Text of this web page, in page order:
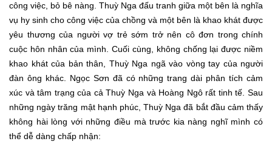
công việc, bỏ bê nàng. Thuỳ Nga đấu tranh giữa một bên là nghĩa
vụ hy sinh cho công việc của chồng và một bên là khao khát được
yêu thương của người vợ trẻ sớm trở nên cô đơn trong chính
cuộc hôn nhân của mình. Cuối cùng, không chống lại được niềm
khao khát của bản thân, Thuỳ Nga ngã vào vòng tay của người
đàn ông khác. Ngọc Sơn đã có những trang dài phân tích cảm
xúc và tâm trạng của cả Thuỳ Nga và Hoàng Ngô rất tinh tế. Sau
những ngày trăng mật hạnh phúc, Thuỳ Nga đã bắt đầu cảm thấy
không hài lòng với những điều mà trước kia nàng nghĩ mình có
thể dễ dàng chấp nhận: